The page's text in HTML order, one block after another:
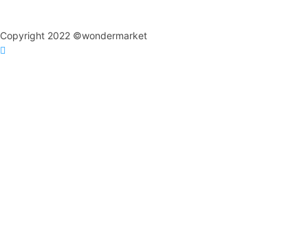
Copyright 2022 ©wondermarket